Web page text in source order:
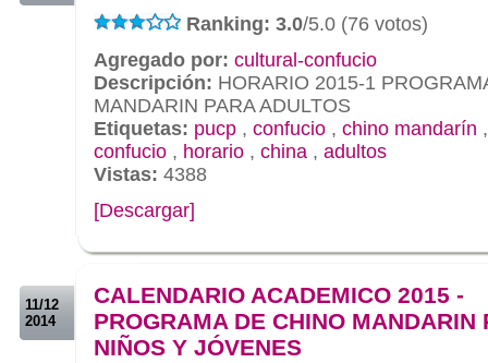
Ranking: 3.0/5.0 (76 votos)
Agregado por: cultural-confucio
Descripción: HORARIO 2015-1
MANDARIN PARA ADULTOS
Etiquetas: pucp , confucio , chino mandarín
confucio , horario , china , adultos
Vistas: 4388
[Descargar]
11/12
2014
CALENDARIO ACADEMICO 2015 -
PROGRAMA DE CHINO MANDARIN
NIÑOS Y JÓVENES